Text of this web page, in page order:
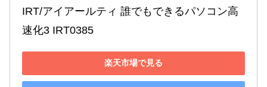
IRT/アイアールティ 誰でもできるパソコン高
速化3 IRT0385
楽天市場で見る